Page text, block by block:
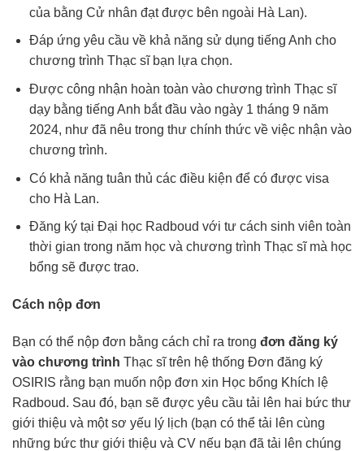
của bằng Cử nhân đạt được bên ngoài Hà Lan).
Đáp ứng yêu cầu về khả năng sử dụng tiếng Anh cho
chương trình Thạc sĩ bạn lựa chọn.
Được công nhận hoàn toàn vào chương trình Thạc sĩ
dạy bằng tiếng Anh bắt đầu vào ngày 1 tháng 9 năm
2024, như đã nêu trong thư chính thức về việc nhận vào
chương trình.
Có khả năng tuân thủ các điều kiện để có được visa
cho Hà Lan.
Đăng ký tại Đại học Radboud với tư cách sinh viên toàn
thời gian trong năm học và chương trình Thạc sĩ mà học
bổng sẽ được trao.
Cách nộp đơn
Bạn có thể nộp đơn bằng cách chỉ ra trong đơn đăng ký
vào chương trình Thạc sĩ trên hệ thống Đơn đăng ký
OSIRIS rằng bạn muốn nộp đơn xin Học bổng Khích lệ
Radboud. Sau đó, bạn sẽ được yêu cầu tải lên hai bức thư
giới thiệu và một sơ yếu lý lịch (bạn có thể tải lên cùng
những bức thư giới thiệu và CV nếu bạn đã tải lên chúng